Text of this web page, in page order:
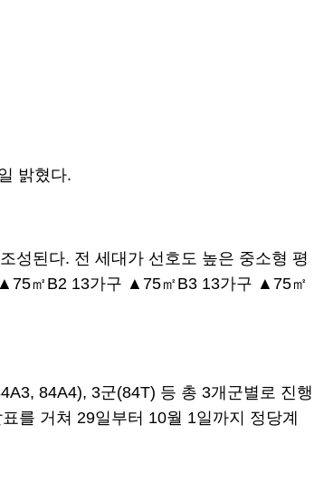
밝혔다.
성된다. 전 세대가 선호도 높은 중소형 평
㎡B2 13가구 ▲75㎡B3 13가구 ▲75㎡
84A4), 3군(84T) 등 총 3개군별로 진행
를 거쳐 29일부터 10월 1일까지 정당계